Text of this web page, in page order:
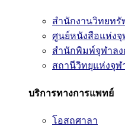
สำนักงานวิทยทรั
ศูนย์หนังสือแห่งจุ
สำนักพิมพ์จุฬาล
สถานีวิทยุแห่งจุฬ
บริการทางการแพทย์
โอสถศาลา